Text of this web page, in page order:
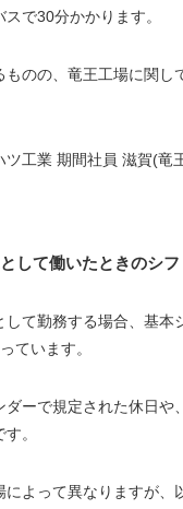
で30分かかります。
ものの、竜王工場に関し
ツ工業 期間社員 滋賀(竜
して働いたときのシフ
して勤務する場合、基本
ています。
ダーで規定された休日や
。
よって異なりますが、